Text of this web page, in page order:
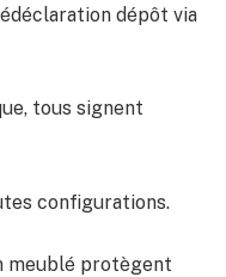
dépôt via
tous signent
configurations.
meublé protègent